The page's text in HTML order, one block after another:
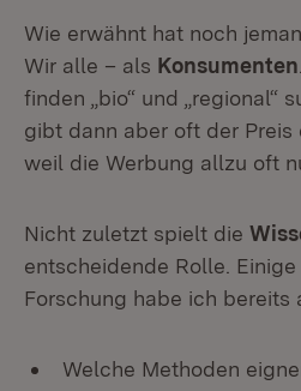
Wie erwähnt hat noch
Wir alle – als Konsumenten
finden „bio“ und „regional“
gibt dann aber oft der Preis
weil die Werbung allzu oft
Nicht zuletzt spielt die
entscheidende Rolle.
Forschung habe ich bereits
Welche Methoden